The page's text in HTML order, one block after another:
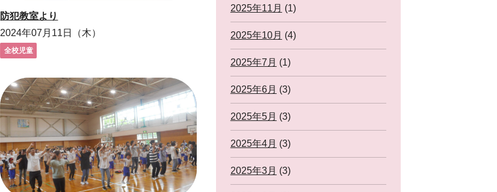
防犯教室より
2024年07月11日（木）
全校児童
2025年11月 (1)
2025年10月 (4)
2025年7月 (1)
2025年6月 (3)
2025年5月 (3)
2025年4月 (3)
2025年3月 (3)